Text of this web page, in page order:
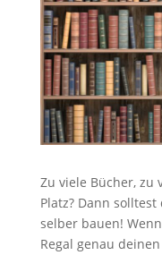
Zu viele Bücher, zu
Platz? Dann
selber bauen!
Regal genau